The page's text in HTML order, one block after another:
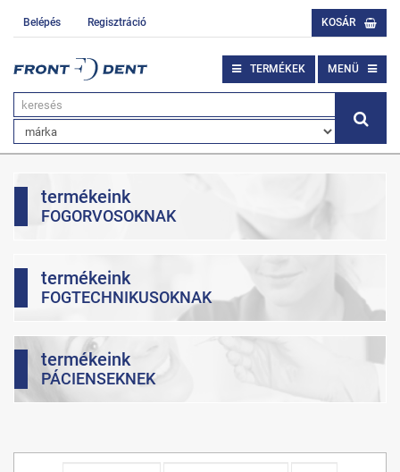
Belépés Regisztráció KOSÁR
TERMÉKEK MENÜ
termékeink
FOGORVOSOKNAK
termékeink
FOGTECHNIKUSOKNAK
termékeink
PÁCIENSEKNEK